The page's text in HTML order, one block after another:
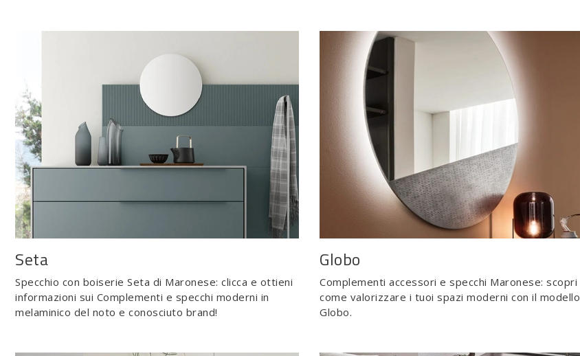
Seta
Specchio con boiserie Seta di Maronese: clicca e ottieni
informazioni sui Complementi e specchi moderni in
melaminico del noto e conosciuto brand!
Globo
Complementi accessori e specchi Maronese: scopri
come valorizzare i tuoi spazi moderni con il modello
Globo.